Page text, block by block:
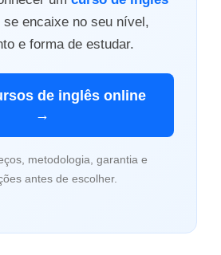
se encaixe no seu nível,
e forma de estudar.
de inglês online
→
metodologia, garantia e
antes de escolher.